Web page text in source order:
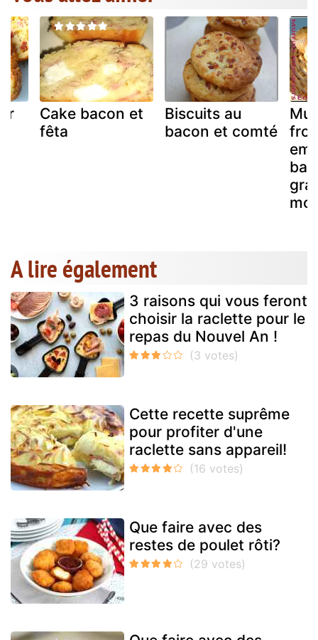
Cake bacon et
fêta
Biscuits au
bacon et comté
A lire également
3 raisons qui vous feront
choisir la raclette pour le
repas du Nouvel An !
Cette recette suprême
pour profiter d'une
raclette sans appareil!
Que faire avec des
restes de poulet rôti?